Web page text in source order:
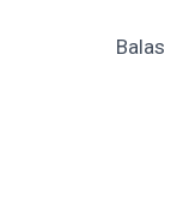
Balas